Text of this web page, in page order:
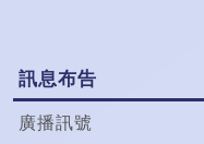
訊息布告
廣播訊號